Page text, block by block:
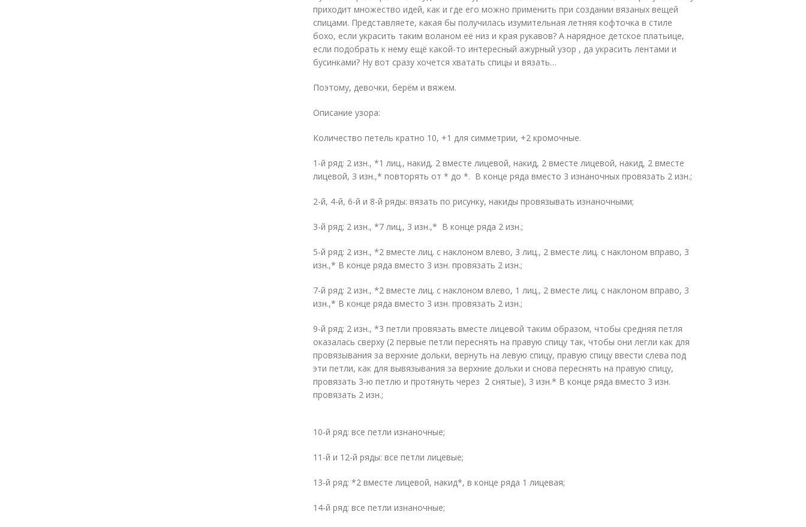
приходит множество идей, как и где его можно применить при создании вязаных вещей
спицами. Представляете, какая бы получилась изумительная летняя кофточка в стиле
бохо, если украсить таким воланом её низ и края рукавов? А нарядное детское платьице,
если подобрать к нему ещё какой-то интересный ажурный узор , да украсить лентами и
бусинками? Ну вот сразу хочется хватать спицы и вязать…
Поэтому, девочки, берём и вяжем.
Описание узора:
Количество петель кратно 10, +1 для симметрии, +2 кромочные.
1-й ряд: 2 изн., *1 лиц., накид, 2 вместе лицевой, накид, 2 вместе лицевой, накид, 2 вместе
лицевой, 3 изн.,* повторять от * до *. В конце ряда вместо 3 изнаночных провязать 2 изн.;
2-й, 4-й, 6-й и 8-й ряды: вязать по рисунку, накиды провязывать изнаночными;
3-й ряд: 2 изн., *7 лиц., 3 изн.,* В конце ряда 2 изн.;
5-й ряд: 2 изн., *2 вместе лиц. с наклоном влево, 3 лиц., 2 вместе лиц. с наклоном вправо, 3
изн.,* В конце ряда вместо 3 изн. провязать 2 изн.;
7-й ряд: 2 изн., *2 вместе лиц. с наклоном влево, 1 лиц., 2 вместе лиц. с наклоном вправо, 3
изн.,* В конце ряда вместо 3 изн. провязать 2 изн.;
9-й ряд: 2 изн., *3 петли провязать вместе лицевой таким образом, чтобы средняя петля
оказалась сверху (2 первые петли переснять на правую спицу так, чтобы они легли как для
провязывания за верхние дольки, вернуть на левую спицу, правую спицу ввести слева под
эти петли, как для вывязывания за верхние дольки и снова переснять на правую спицу,
провязать 3-ю петлю и протянуть через 2 снятые), 3 изн.* В конце ряда вместо 3 изн.
провязать 2 изн.;
10-й ряд: все петли изнаночные;
11-й и 12-й ряды: все петли лицевые;
13-й ряд: *2 вместе лицевой, накид*, в конце ряда 1 лицевая;
14-й ряд: все петли изнаночные;